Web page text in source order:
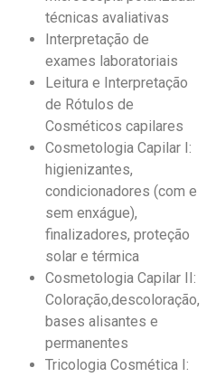
técnicas avaliativas
Interpretação de
exames laboratoriais
Leitura e Interpretação
de Rótulos de
Cosméticos capilares
Cosmetologia Capilar I:
higienizantes,
condicionadores (com e
sem enxágue),
finalizadores, proteção
solar e térmica
Cosmetologia Capilar II:
Coloração,descoloração,
bases alisantes e
permanentes
Tricologia Cosmética I: